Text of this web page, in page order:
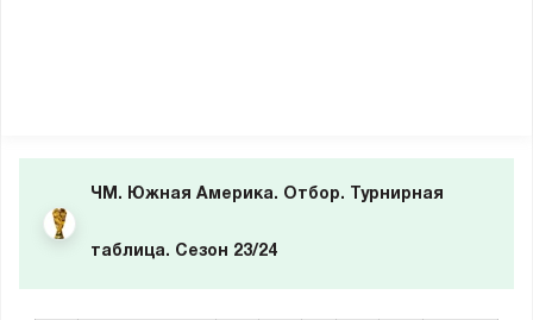
ЧМ. Южная Америка. Отбор. Турнирная
таблица. Сезон 23/24